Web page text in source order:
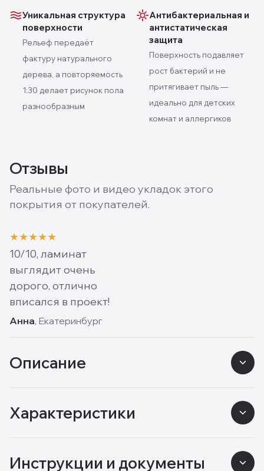
Уникальная структура
поверхности
Рельеф передаёт
фактуру натурального
дерева, а повторяемость
1:30 делает рисунок пола
разнообразным
Антибактериальная и
антистатическая
защита
Поверхность подавляет
рост бактерий и не
притягивает пыль —
идеально для детских
комнат и аллергиков
Отзывы
Реальные фото и видео укладок этого
покрытия от покупателей.
★★★★★
10/10, ламинат
выглядит очень
дорого, отлично
вписался в проект!
Анна, Екатеринбург
Описание
Характеристики
Инструкции и документы